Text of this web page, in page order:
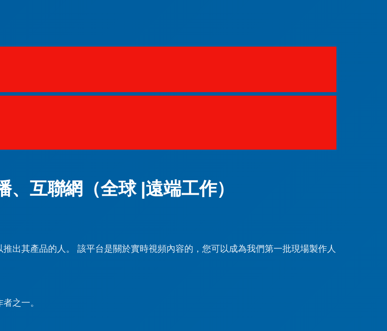
互聯網（全球 |遠端工作）
出其產品的人。 該平台是關於實時視頻內容的，您可以成為我們第一批現場製作人
之一。